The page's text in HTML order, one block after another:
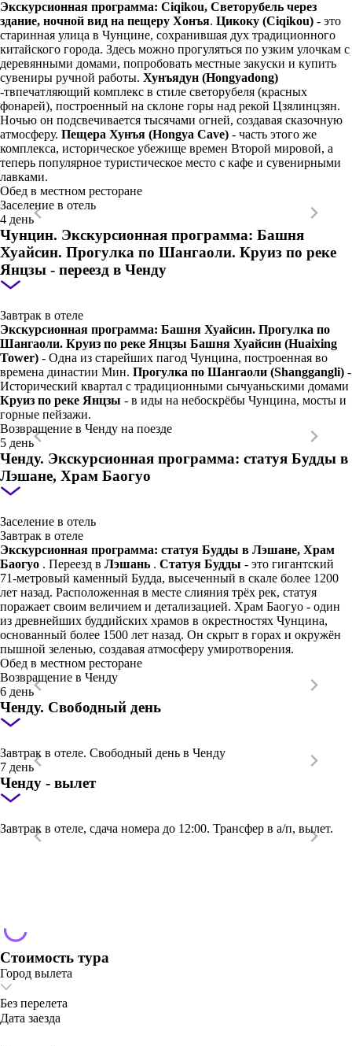
Экскурсионная программа: Ciqikou, Светорубель через
здание, ночной вид на пещеру Хонъя. Цикоку (Ciqikou) - это
старинная улица в Чунцине, сохранившая дух традиционного
китайского города. Здесь можно прогуляться по узким улочкам с
деревянными домами, попробовать местные закуски и купить
сувениры ручной работы. Хунъядун (Hongyadong)
-твпечатляющий комплекс в стиле светорубеля (красных
фонарей), построенный на склоне горы над рекой Цзялинцзян.
Ночью он подсвечивается тысячами огней, создавая сказочную
атмосферу. Пещера Хунъя (Hongya Cave) - часть этого же
комплекса, историческое убежище времен Второй мировой, а
теперь популярное туристическое место с кафе и сувенирными
лавками.
Обед в местном ресторане
Заселение в отель
4 день
Чунцин. Экскурсионная программа: Башня
Хуайсин. Прогулка по Шангаоли. Круиз по реке
Янцзы - переезд в Ченду
Завтрак в отеле
Экскурсионная программа: Башня Хуайсин. Прогулка по
Шангаоли. Круиз по реке Янцзы Башня Хуайсин (Huaixing
Tower) - Одна из старейших пагод Чунцина, построенная во
времена династии Мин. Прогулка по Шангаоли (Shanggangli) -
Исторический квартал с традиционными сычуаньскими домами
Круиз по реке Янцзы - в иды на небоскрёбы Чунцина, мосты и
горные пейзажи.
Возвращение в Ченду на поезде
5 день
Ченду. Экскурсионная программа: статуя Будды в
Лэшане, Храм Баогуо
Заселение в отель
Завтрак в отеле
Экскурсионная программа: статуя Будды в Лэшане, Храм
Баогуо . Переезд в Лэшань . Статуя Будды - это гигантский
71-метровый каменный Будда, высеченный в скале более 1200
лет назад. Расположенная в месте слияния трёх рек, статуя
поражает своим величием и детализацией. Храм Баогуо - один
из древнейших буддийских храмов в окрестностях Чунцина,
основанный более 1500 лет назад. Он скрыт в горах и окружён
пышной зеленью, создавая атмосферу умиротворения.
Обед в местном ресторане
Возвращение в Ченду
6 день
Ченду. Свободный день
Завтрак в отеле. Свободный день в Ченду
7 день
Ченду - вылет
Завтрак в отеле, сдача номера до 12:00. Трансфер в а/п, вылет.
Стоимость тура
Город вылета
Без перелета
Дата заезда